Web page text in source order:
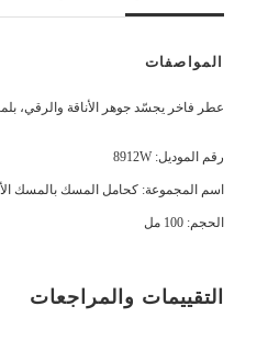
المواصفات
عطر فاخر يجسّد جوهر الأناقة والرقي،
رقم الموديل: 8912W
اسم المجموعة: كحامل المسك بالمسك
الحجم: 100 مل
التقييمات والمراجعات